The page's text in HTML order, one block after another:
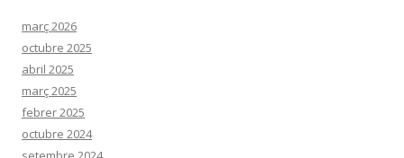
març 2026
octubre 2025
abril 2025
març 2025
febrer 2025
octubre 2024